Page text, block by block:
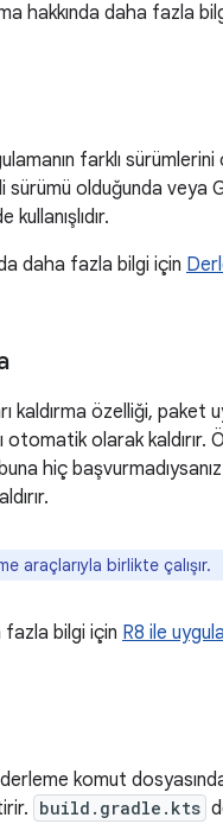
hakkında daha fazla
farklı sürümlerini
olduğunda veya
daha fazla bilgi için
kaldırma özelliği, paket
otomatik olarak
hiç
araçlarıyla birlikte çalışır.
fazla bilgi için R8 ile
komut
build.gradle.kts